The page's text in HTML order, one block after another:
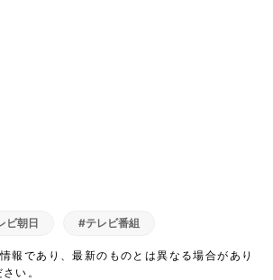
ビ朝日 #テレビ番組
報であり、最新のものとは異なる場合があり
い。